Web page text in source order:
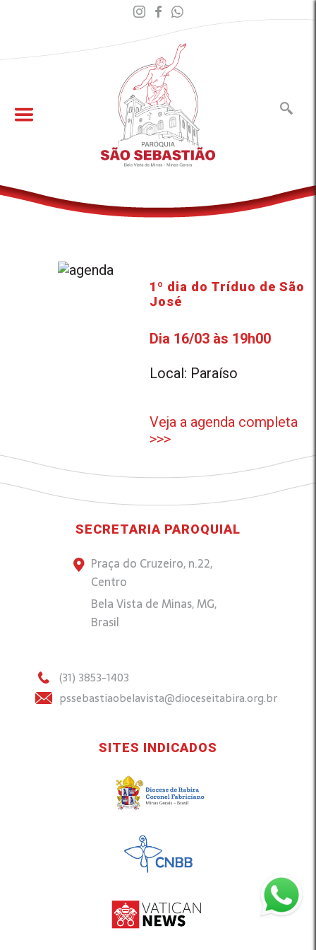
1º dia do Tríduo de São
José
Dia 16/03 às 19h00
Local: Paraíso
Veja a agenda completa
>>>
SECRETARIA PAROQUIAL
Praça do Cruzeiro, n.22,
Centro
Bela Vista de Minas, MG,
Brasil
(31) 3853-1403
pssebastiaobelavista@dioceseitabira.org.br
SITES INDICADOS